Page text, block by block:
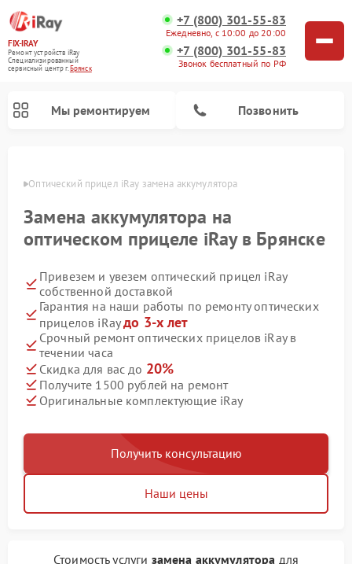
FIX-IRAY
Ремонт устройств iRay
Специализированный
cервисный центр г.Брянск
+7 (800) 301-55-83
Ежедневно, с 10:00 до 20:00
+7 (800) 301-55-83
Звонок бесплатный по РФ
Мы ремонтируем Позвонить
Оптический прицел iRay замена аккумулятора
Замена аккумулятора на
оптическом прицеле iRay в Брянске
Привезем и увезем оптический прицел iRay
собственной доставкой
Гарантия на наши работы по ремонту оптических
прицелов iRayдо 3-х лет
Срочный ремонт оптических прицелов iRay в
течении часа
Скидка для вас до 20%
Получите 1500 рублей на ремонт
Оригинальные комплектующие iRay
Получить консультацию
Наши цены
Стоимость услуги замена аккумулятора для